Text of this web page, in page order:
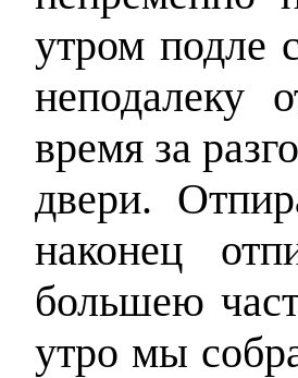
утром подле
неподалеку
время за
двери.
наконец
большею
утро мы